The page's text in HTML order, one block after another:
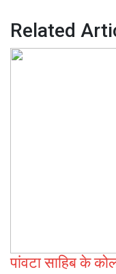
Related
पांवटा साहिब के